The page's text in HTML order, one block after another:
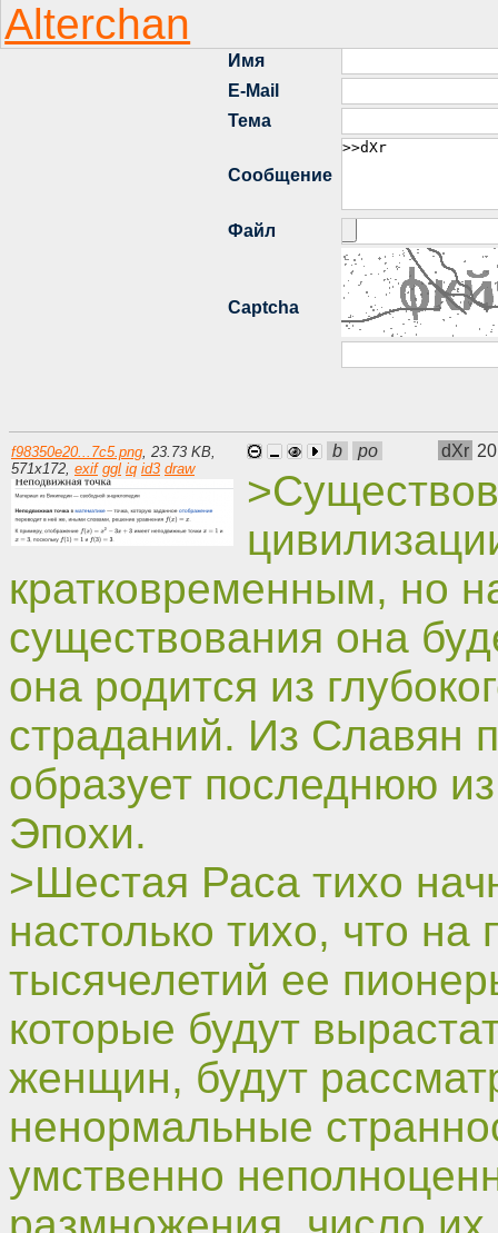
f98350e20...7c5.png, 23.73 KB,
571x172, exif ggl iq id3 draw
b po dXr
кратковременным, но
существования она
она родится из
страданий. Из Славян
образует последнюю
Эпохи.
>Шестая Раса тихо
настолько тихо, что на
тысячелетий ее
которые будут
женщин, будут
ненормальные
умственно